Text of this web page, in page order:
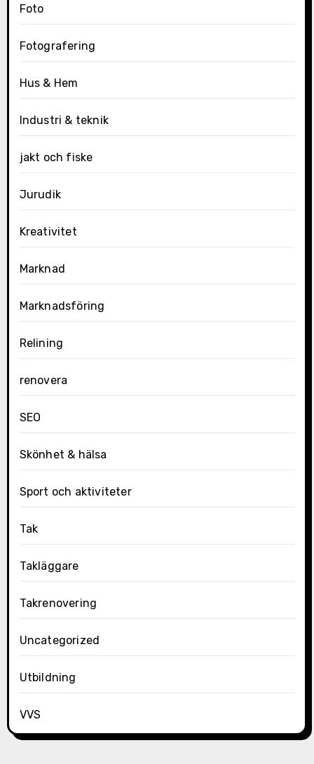
Foto
Fotografering
Hus & Hem
Industri & teknik
jakt och fiske
Jurudik
Kreativitet
Marknad
Marknadsföring
Relining
renovera
SEO
Skönhet & hälsa
Sport och aktiviteter
Tak
Takläggare
Takrenovering
Uncategorized
Utbildning
VVS